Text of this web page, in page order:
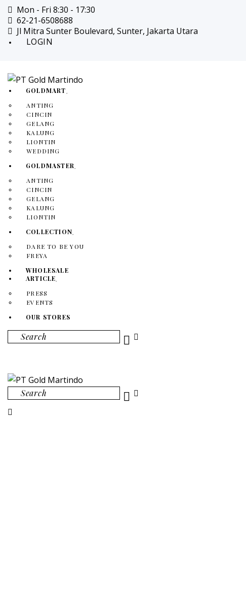
Mon - Fri 8:30 - 17:30
62-21-6508688
Jl Mitra Sunter Boulevard, Sunter, Jakarta Utara
LOGIN
GOLDMART
ANTING
CINCIN
GELANG
KALUNG
LIONTIN
WEDDING
GOLDMASTER
ANTING
CINCIN
GELANG
KALUNG
LIONTIN
COLLECTION
DARE TO BE YOU
FREYA
WHOLESALE
ARTICLE
PRESS
EVENTS
OUR STORES
Search
Search